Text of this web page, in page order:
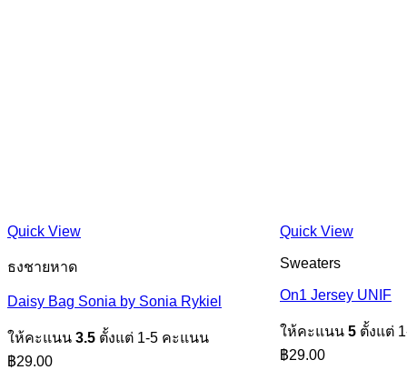
Quick View
ธงชายหาด
Daisy Bag Sonia by Sonia Rykiel
ให้คะแนน 3.5ตั้งแต่ 1-5 คะแนน
฿29.00
Quick View
Sweaters
On1 Jersey UNIF
ให้คะแนน 5ตั้งแต่
฿29.00